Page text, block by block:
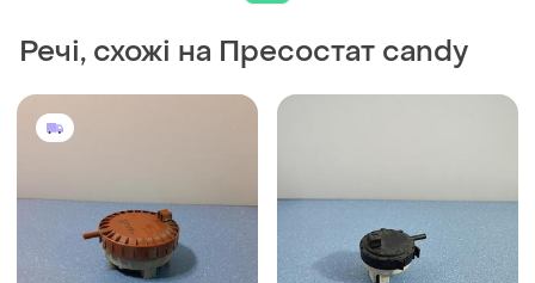
Речі, схожі на Пресостат candy